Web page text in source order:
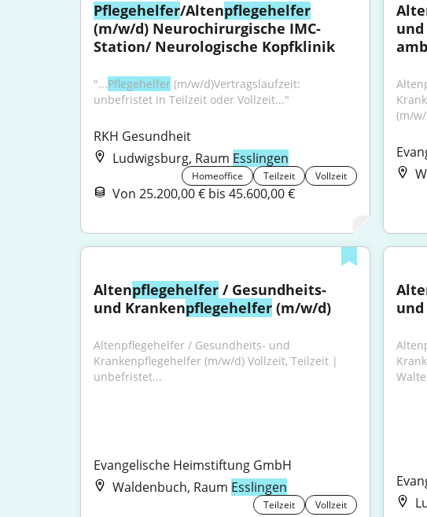
Pflegehelfer/Altenpflegehelfer
(m/w/d) Neurochirurgische IMC-
Station/ Neurologische Kopfklinik
"...Pflegehelfer (m/w/d)Vertragslaufzeit:
unbefristet in Teilzeit oder Vollzeit..."
RKH Gesundheit
Ludwigsburg, Raum Esslingen
Homeoffice Teilzeit Vollzeit
Von 25.200,00 € bis 45.600,00 €
(m/
Altenpflegehelfer / Gesundheits-
und Krankenpflegehelfer (m/w/d)
Altenpflegehelfer / Gesundheits- und
Krankenpflegehelfer (m/w/d) Vollzeit, Teilzeit |
unbefristet...
Evangelische Heimstiftung GmbH
Waldenbuch, Raum Esslingen
Teilzeit Vollzeit